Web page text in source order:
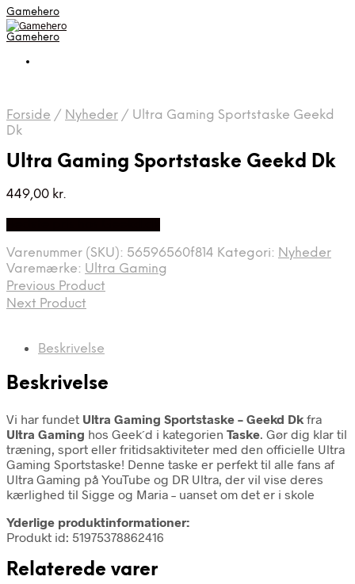
Gamehero
Gamehero
Forside / Nyheder / Ultra Gaming Sportstaske Geekd
Dk
Ultra Gaming Sportstaske Geekd Dk
449,00 kr.
Varenummer (SKU): 56596560f814 Kategori: Nyheder
Varemærke: Ultra Gaming
Previous Product
Next Product
Beskrivelse
Beskrivelse
Vi har fundet Ultra Gaming Sportstaske – Geekd Dk fra
Ultra Gaming hos Geek´d i kategorien Taske. Gør dig klar til
træning, sport eller fritidsaktiviteter med den officielle Ultra
Gaming Sportstaske! Denne taske er perfekt til alle fans af
Ultra Gaming på YouTube og DR Ultra, der vil vise deres
kærlighed til Sigge og Maria – uanset om det er i skole
Yderlige produktinformationer:
Produkt id: 51975378862416
Relaterede varer